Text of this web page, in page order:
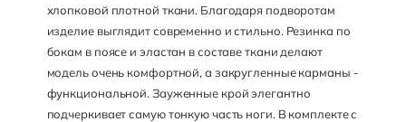
хлопковой плотной ткани. Благодаря подворотам
изделие выглядит современно и стильно. Резинка по
бокам в поясе и эластан в составе ткани делают
модель очень комфортной, а закругленные карманы -
функциональной. Зауженные крой элегантно
подчеркивает самую тонкую часть ноги. В комплекте с